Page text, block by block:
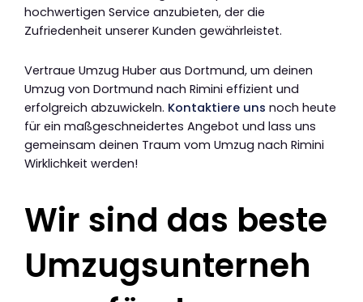
hochwertigen Service anzubieten, der die
Zufriedenheit unserer Kunden gewährleistet.
Vertraue Umzug Huber aus Dortmund, um deinen
Umzug von Dortmund nach Rimini effizient und
erfolgreich abzuwickeln. Kontaktiere uns noch heute
für ein maßgeschneidertes Angebot und lass uns
gemeinsam deinen Traum vom Umzug nach Rimini
Wirklichkeit werden!
Wir sind das beste
Umzugsunterneh